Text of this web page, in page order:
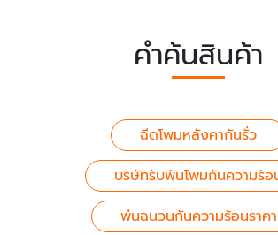
คำค้นสินค้า
ฉีดโพมหลังคากันรั่ว
บริษัทรับพ้นโพมกันความร้อ
พ่นฉนวนกันความร้อนราคา